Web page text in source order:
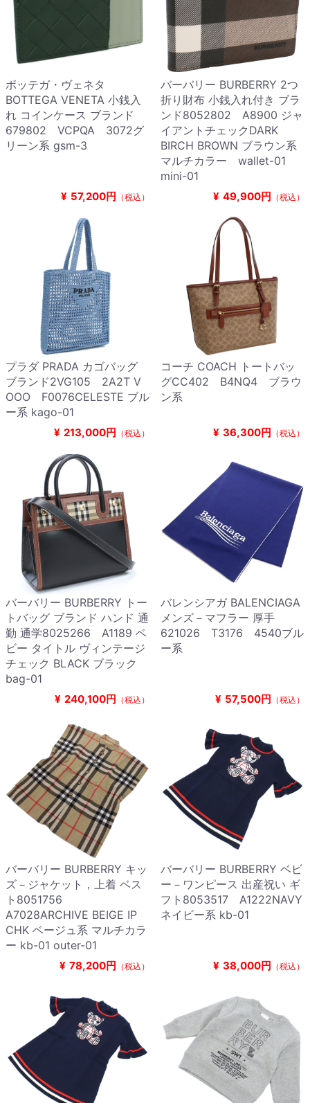
ボッテガ・ヴェネタ
BOTTEGA VENETA 小銭入
れ コインケース ブランド
679802 VCPQA 3072グ
リーン系 gsm-3
¥ 57,200円 （税込）
バーバリー BURBERRY 2つ
折り財布 小銭入れ付き ブラ
ンド8052802 A8900 ジャ
イアントチェックDARK
BIRCH BROWN ブラウン系
マルチカラー wallet-01
mini-01
¥ 49,900円 （税込）
プラダ PRADA カゴバッグ
ブランド2VG105 2A2T V
OOO F0076CELESTE ブル
ー系 kago-01
¥ 213,000円 （税込）
コーチ COACH トートバッ
グCC402 B4NQ4 ブラウ
ン系
¥ 36,300円 （税込）
バーバリー BURBERRY トー
トバッグ ブランド ハンド 通
勤 通学8025266 A1189 ベ
ビー タイトル ヴィンテージ
チェック BLACK ブラック
bag-01
¥ 240,100円 （税込）
バレンシアガ BALENCIAGA
メンズ－マフラー 厚手
621026 T3176 4540ブル
ー系
¥ 57,500円 （税込）
バーバリー BURBERRY キッ
ズ－ジャケット，上着 ベス
ト8051756
A7028ARCHIVE BEIGE IP
CHK ベージュ系 マルチカラ
ー kb-01 outer-01
¥ 78,200円 （税込）
バーバリー BURBERRY ベビ
ー－ワンピース 出産祝い ギ
フト8053517 A1222NAVY
ネイビー系 kb-01
¥ 38,000円 （税込）